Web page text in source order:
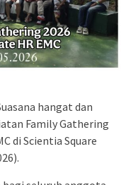
hangat dan
Family Gathering
di Scientia Square